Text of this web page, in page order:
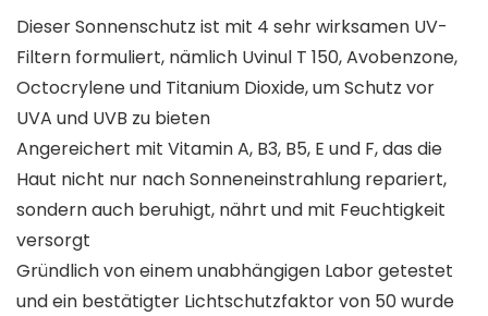
Dieser Sonnenschutz ist mit 4 sehr wirksamen UV-
Filtern formuliert, nämlich Uvinul T 150, Avobenzone,
Octocrylene und Titanium Dioxide, um Schutz vor
UVA und UVB zu bieten
Angereichert mit Vitamin A, B3, B5, E und F, das die
Haut nicht nur nach Sonneneinstrahlung repariert,
sondern auch beruhigt, nährt und mit Feuchtigkeit
versorgt
Gründlich von einem unabhängigen Labor getestet
und ein bestätigter Lichtschutzfaktor von 50 wurde